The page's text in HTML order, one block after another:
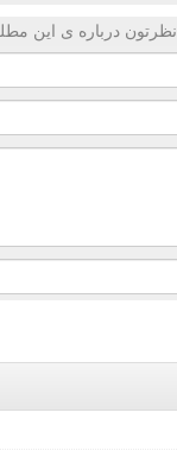
نظرتون درباره ی این